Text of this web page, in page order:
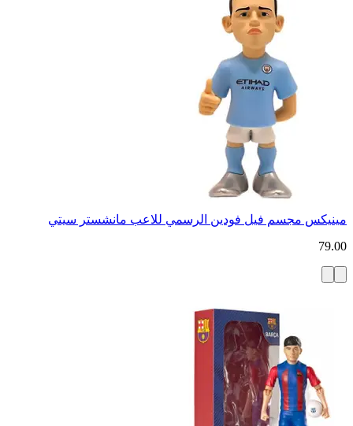
مينيكس مجسم فيل فودين الرسمي للاعب مانشستر سيتي
79.00